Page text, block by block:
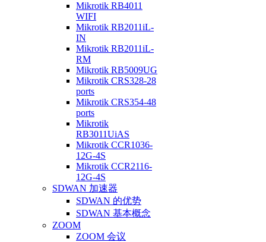
Mikrotik RB4011
WIFI
Mikrotik RB2011iL-
IN
Mikrotik RB2011iL-
RM
Mikrotik RB5009UG
Mikrotik CRS328-28
ports
Mikrotik CRS354-48
ports
Mikrotik
RB3011UiAS
Mikrotik CCR1036-
12G-4S
Mikrotik CCR2116-
12G-4S
SDWAN 加速器
SDWAN 的优势
SDWAN 基本概念
ZOOM
ZOOM 会议